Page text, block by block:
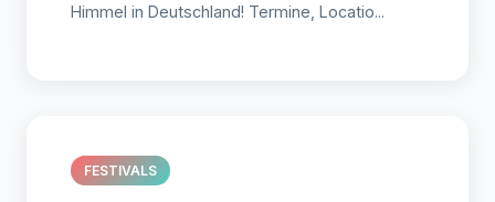
Himmel in Deutschland! Termine, Locatio...
FESTIVALS